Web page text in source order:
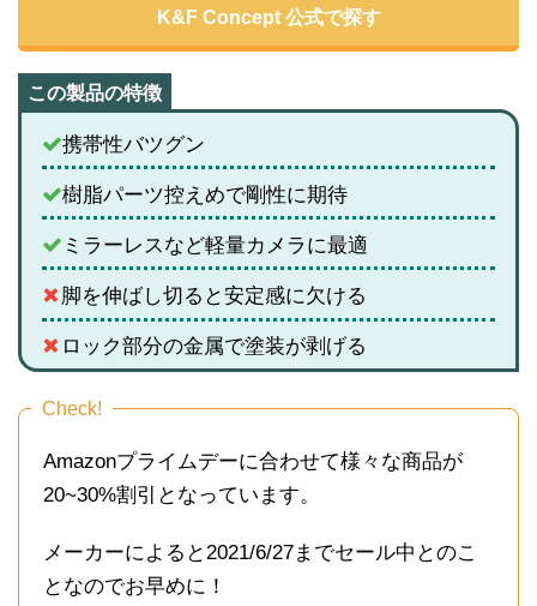
K&F Concept 公式で探す
携帯性バツグン
樹脂パーツ控えめで剛性に期待
ミラーレスなど軽量カメラに最適
脚を伸ばし切ると安定感に欠ける
ロック部分の金属で塗装が剥げる
Check!
Amazonプライムデーに合わせて様々な商品が
20~30%割引となっています。
メーカーによると2021/6/27までセール中とのこ
となのでお早めに！